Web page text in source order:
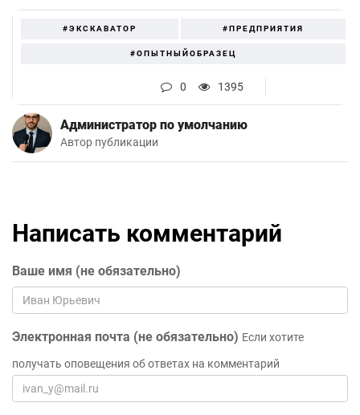
#ЭКСКАВАТОР #ПРЕДПРИЯТИЯ
#ОПЫТНЫЙОБРАЗЕЦ
0 1395
Администратор по умолчанию
Автор публикации
Написать комментарий
Ваше имя (не обязательно)
Электронная почта (не обязательно) Если хотите
получать оповещения об ответах на комментарий